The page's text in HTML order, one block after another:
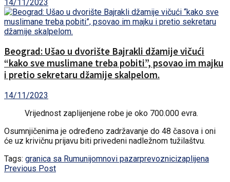
14/11/2023
Beograd: Ušao u dvorište Bajrakli džamije vičući
“kako sve muslimane treba pobiti”, psovao im majku
i pretio sekretaru džamije skalpelom.
14/11/2023
Vrijednost zaplijenjene robe je oko 700.000 evra.
Osumnjičenima je određeno zadržavanje do 48 časova i oni
će uz krivičnu prijavu biti privedeni nadležnom tužilaštvu.
Tags: granica sa Rumunijomnovi pazarprevoznicizaplijena
Previous Post